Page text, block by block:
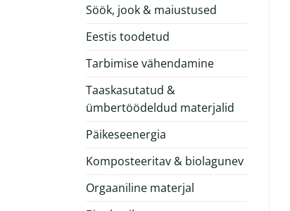
Söök, jook & maiustused
Eestis toodetud
Tarbimise vähendamine
Taaskasutatud &
ümbertöödeldud materjalid
Päikeseenergia
Komposteeritav & biolagunev
Orgaaniline materjal